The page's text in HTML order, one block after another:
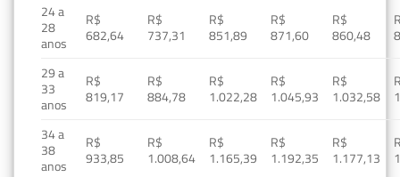
24 a
28
anos
R$
682,64
R$
737,31
R$
851,89
R$
871,60
R$
860,48
29 a
33
anos
R$
819,17
R$
884,78
R$
1.022,28
R$
1.045,93
R$
1.032,58
34 a
38
anos
R$
933,85
R$
1.008,64
R$
1.165,39
R$
1.192,35
R$
1.177,13